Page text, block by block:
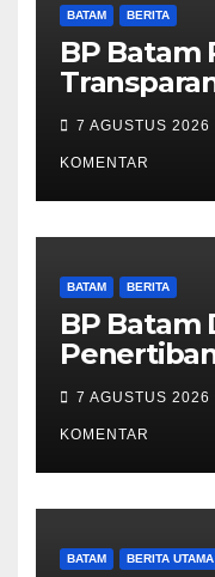
BATAM BERITA
BP Batam
Reguler
LMS
7 AGUSTUS 2026
KOMENTAR
BATAM BERITA
BP Batam
Ruang
Ketentuan
7 AGUSTUS 2026
KOMENTAR
BATAM BERITA UTAMA